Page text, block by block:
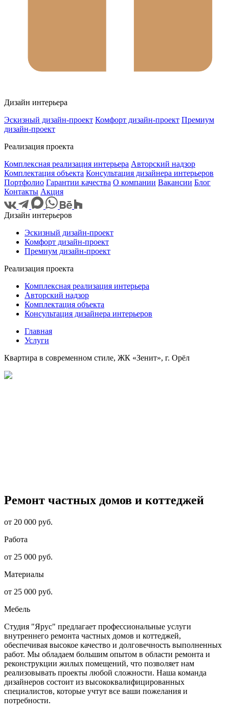
Дизайн интерьера
Эскизный дизайн-проект Комфорт дизайн-проект Премиум
дизайн-проект
Реализация проекта
Комплексная реализация интерьера Авторский надзор
Комплектация объекта Консультация дизайнера интерьеров
Портфолио Гарантии качества О компании Вакансии Блог
Контакты Акция
Дизайн интерьеров
Эскизный дизайн-проект
Комфорт дизайн-проект
Премиум дизайн-проект
Реализация проекта
Комплексная реализация интерьера
Авторский надзор
Комплектация объекта
Консультация дизайнера интерьеров
Главная
Услуги
Квартира в современном стиле, ЖК «Зенит», г. Орёл
Ремонт частных домов и коттеджей
от 20 000 руб.
Работа
от 25 000 руб.
Материалы
от 25 000 руб.
Мебель
Студия "Ярус" предлагает профессиональные услуги
внутреннего ремонта частных домов и коттеджей,
обеспечивая высокое качество и долговечность выполненных
работ. Мы обладаем большим опытом в области ремонта и
реконструкции жилых помещений, что позволяет нам
реализовывать проекты любой сложности. Наша команда
дизайнеров состоит из высококвалифицированных
специалистов, которые учтут все ваши пожелания и
потребности.